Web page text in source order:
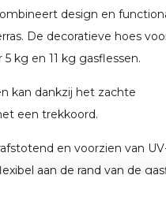
design en
De decoratieve hoes
kg en 11 kg gasflessen.
kan dankzij het zachte
een trekkoord.
en voorzien van
aan de rand van de
op uw terras.